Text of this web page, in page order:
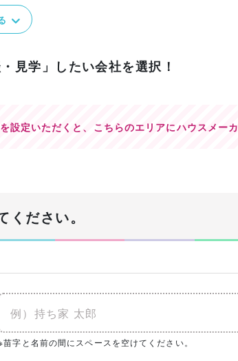
見学」したい会社を選択！
設定いただくと、 こちらのエリアにハウスメー
ださい。
苗字と名前の間にスペースを空けてください。